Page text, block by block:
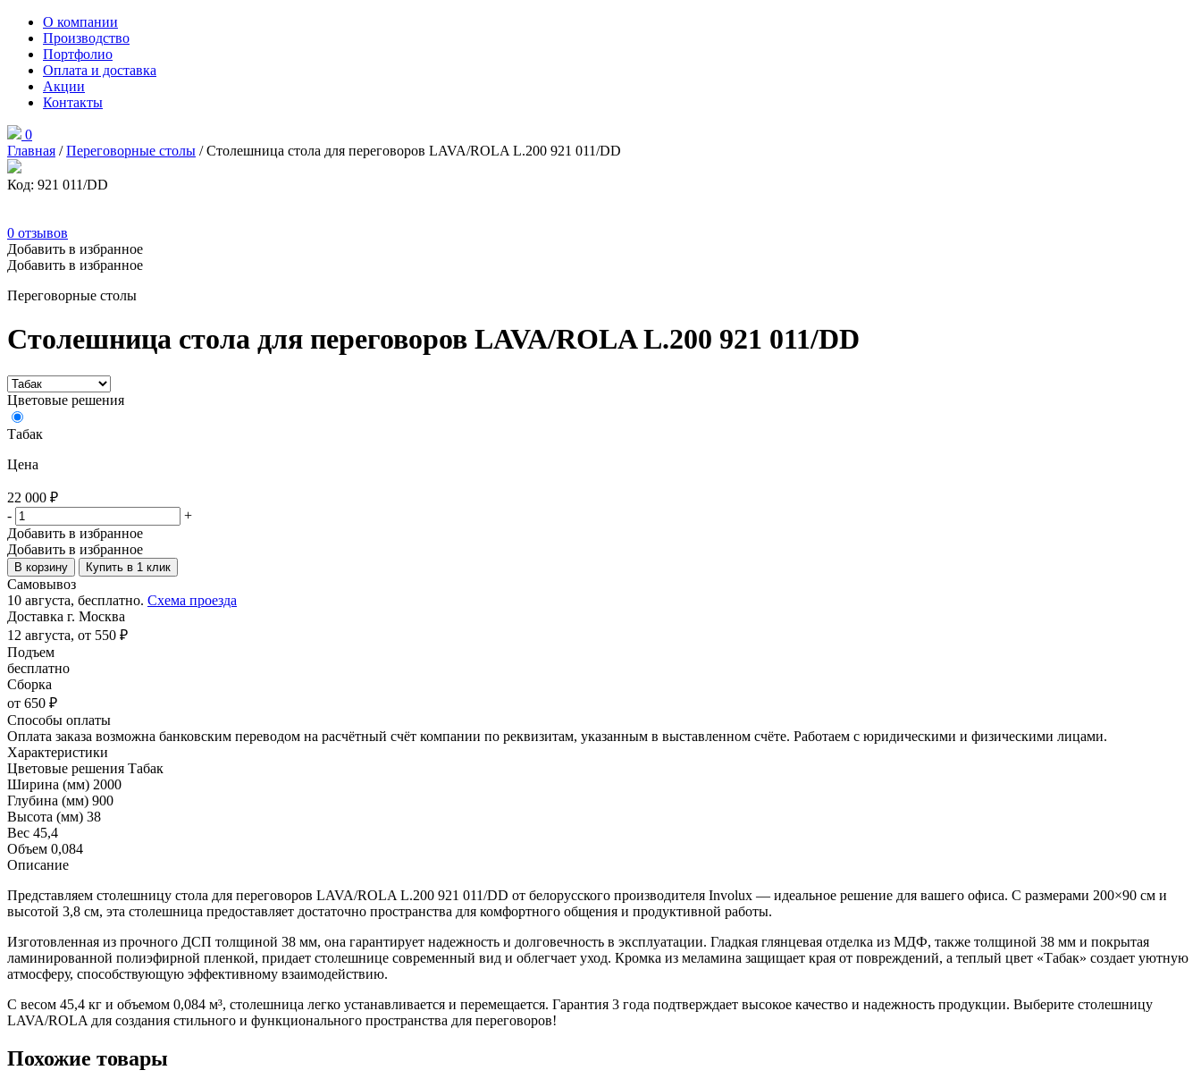
О компании
Производство
Портфолио
Оплата и доставка
Акции
Контакты
0
Главная /Переговорные столы / Столешница стола для переговоров LAVA/ROLA L.200 921 011/DD
Код: 921 011/DD
0 отзывов
Добавить в избранное
Добавить в избранное
Переговорные столы
Столешница стола для переговоров LAVA/ROLA L.200 921 011/DD
Цветовые решения
Табак
Цена
22 000 ₽
-
+
Добавить в избранное
Добавить в избранное
В корзину Купить в 1 клик
Самовывоз
10 августа, бесплатно. Схема проезда
Доставка г. Москва
12 августа, от 550 ₽
Подъем
бесплатно
Сборка
от 650 ₽
Способы оплаты
Оплата заказа возможна банковским переводом на расчётный счёт компании по реквизитам, указанным в выставленном счёте. Работаем с юридическими и физическими лицами.
Характеристики
Цветовые решения Табак
Ширина (мм) 2000
Глубина (мм) 900
Высота (мм) 38
Вес 45,4
Объем 0,084
Описание
Представляем столешницу стола для переговоров LAVA/ROLA L.200 921 011/DD от белорусского производителя Involux — идеальное решение для вашего офиса. С размерами 200×90 см и
высотой 3,8 см, эта столешница предоставляет достаточно пространства для комфортного общения и продуктивной работы.
Изготовленная из прочного ДСП толщиной 38 мм, она гарантирует надежность и долговечность в эксплуатации. Гладкая глянцевая отделка из МДФ, также толщиной 38 мм и покрытая
ламинированной полиэфирной пленкой, придает столешнице современный вид и облегчает уход. Кромка из меламина защищает края от повреждений, а теплый цвет «Табак» создает уютную
атмосферу, способствующую эффективному взаимодействию.
С весом 45,4 кг и объемом 0,084 м³, столешница легко устанавливается и перемещается. Гарантия 3 года подтверждает высокое качество и надежность продукции. Выберите столешницу
LAVA/ROLA для создания стильного и функционального пространства для переговоров!
Похожие товары